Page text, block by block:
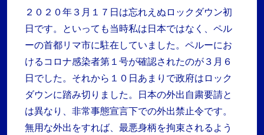
２０２０年３月１７日は忘れえぬロックダウン初
日です。といっても当時私は日本ではなく、ペル
ーの首都リマ市に駐在していました。ペルーにお
けるコロナ感染者第１号が確認されたのが３月６
日でした。それから１０日あまりで政府はロック
ダウンに踏み切りました。日本の外出自粛要請と
は異なり、非常事態宣言下での外出禁止令です。
無用な外出をすれば、最悪身柄を拘束されるよう